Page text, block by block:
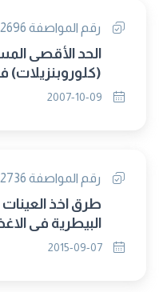
رقم المواصفة 2696 / 1994
الحد الأقصى
(كلوروبنزيلات)
رقم المواصفة 2736-1 / 2007
طرق اخذ العينات
اللحوم والدواجن (حل